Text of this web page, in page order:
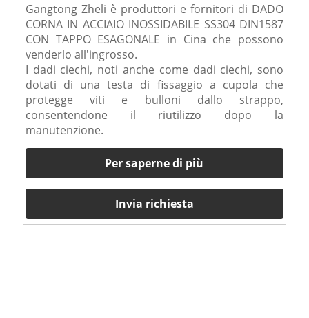
Gangtong Zheli è produttori e fornitori di DADO
CORNA IN ACCIAIO INOSSIDABILE SS304 DIN1587
CON TAPPO ESAGONALE in Cina che possono
venderlo all'ingrosso.
I dadi ciechi, noti anche come dadi ciechi, sono
dotati di una testa di fissaggio a cupola che
protegge viti e bulloni dallo strappo,
consentendone il riutilizzo dopo la
manutenzione.
Per saperne di più
Invia richiesta